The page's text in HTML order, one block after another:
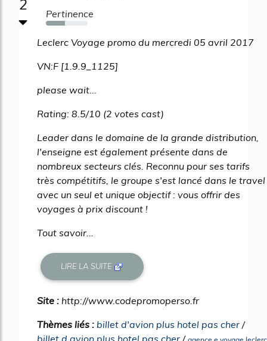
2
Pertinence
46%
Leclerc Voyage promo du mercredi 05 avril 2017
VN:F [1.9.9_1125]
please wait...
Rating: 8.5/10 (2 votes cast)
Leader dans le domaine de la grande distribution,
l'enseigne est également présente dans de
nombreux secteurs clés. Reconnu pour ses tarifs
très compétitifs, le groupe s'est lancé dans le travel
avec un seul et unique objectif : vous offrir des
voyages à prix discount !
Tout savoir...
LIRE LA SUITE
Site : http://www.codepromoperso.fr
Thèmes liés : billet d'avion plus hotel pas cher /
billet d avion plus hotel pas cher /